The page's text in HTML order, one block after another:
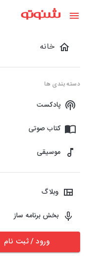
خانه
دسته بندی ها
پادکست
کتاب صوتی
موسیقی
وبلاگ
بخش برنامه ساز
ورود / ثبت نام